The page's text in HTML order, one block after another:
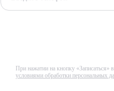
При нажатии на кнопку «Записаться»
условиями обработки персональных